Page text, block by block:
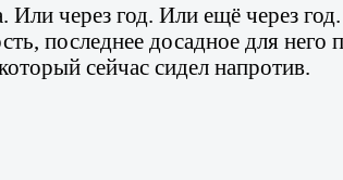
через год. Или ещё через
последнее досадное для
сейчас сидел напротив.